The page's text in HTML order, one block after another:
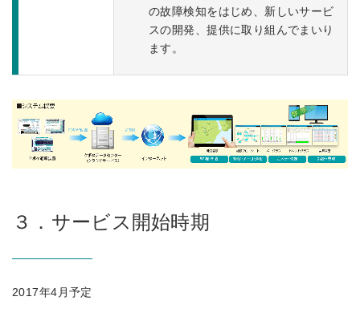
の故障検知をはじめ、新しいサービ
スの開発、提供に取り組んでまいり
ます。
３．サービス開始時期
2017年4月予定